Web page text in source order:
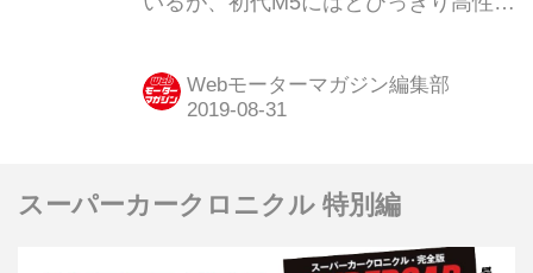
とができる。
Webモーターマガジン編集部
スーパーカークロニクル 特別編